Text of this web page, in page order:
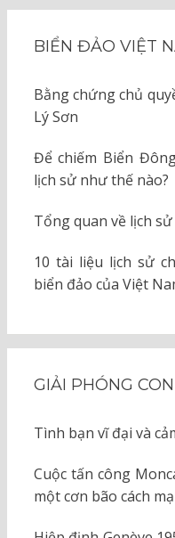
BIỂN ĐẢO VIỆT
Bằng chứng chủ
Lý Sơn
Để chiếm Biển
lịch sử như thế nào?
Tổng quan về lịch
10 tài liệu lịch sử
biển đảo của Việt
GIẢI PHÓNG
Tình bạn vĩ đại và
Cuộc tấn công
một cơn bão cách